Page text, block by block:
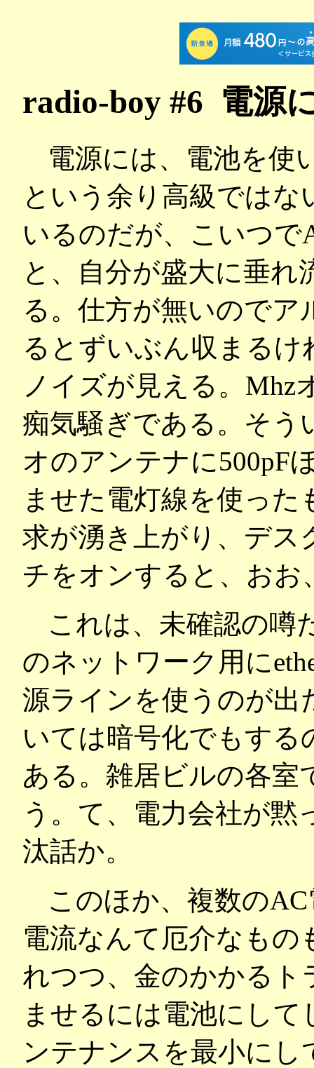
radio-boy #6 電源
電源には、電池を使
という余り高級では
いるのだが、こいつで
と、自分が盛大に垂
る。仕方が無いのでア
るとずいぶん収まる
ノイズが見える。Mhz
痴気騒ぎである。そう
オのアンテナに500pF
ませた電灯線を使っ
求が湧き上がり、デス
チをオンすると、おお
これは、未確認の噂
のネットワーク用に
源ラインを使うのが出
いては暗号化でもす
ある。雑居ビルの各室
う。て、電力会社が
汰話か。
このほか、複数の
電流なんて厄介なも
れつつ、金のかかるト
ませるには電池にし
ンテナンスを最小に